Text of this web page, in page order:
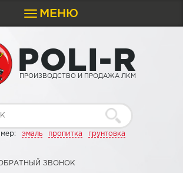
Toggle
navigation
МЕНЮ
POLI-R
ПРОИЗВОДСТВО И ПРОДАЖА ЛКМ
эмаль пропитка грунтовка
ЗВОНОК